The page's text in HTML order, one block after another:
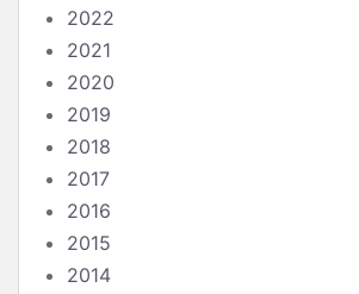
2022
2021
2020
2019
2018
2017
2016
2015
2014